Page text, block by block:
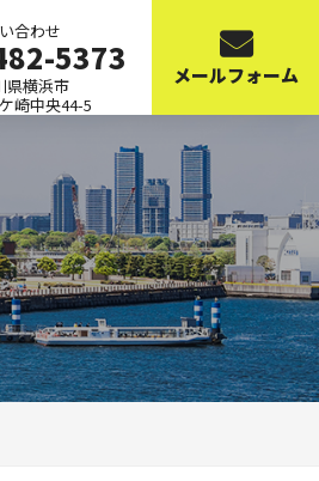
合わせ
5373
県横浜市
崎中央44-5
メールフォーム